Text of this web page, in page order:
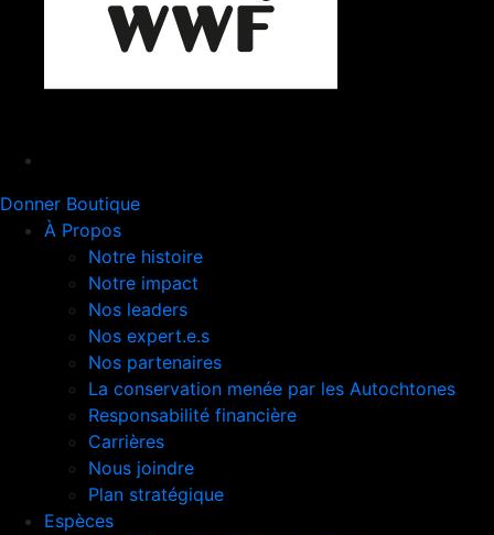
Donner Boutique
À Propos
Notre histoire
Notre impact
Nos leaders
Nos expert.e.s
Nos partenaires
La conservation menée par les Autochtones
Responsabilité financière
Carrières
Nous joindre
Plan stratégique
Espèces